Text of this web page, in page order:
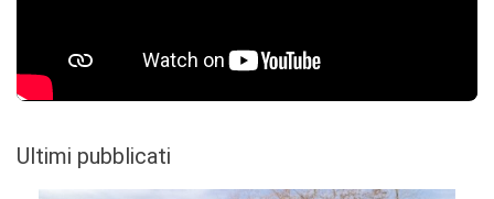
Ultimi pubblicati